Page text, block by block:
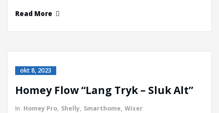
Read More
okt 8, 2023
Homey Flow “Lang Tryk – Sluk Alt”
In Homey Pro, Shelly, Smarthome, Wiser